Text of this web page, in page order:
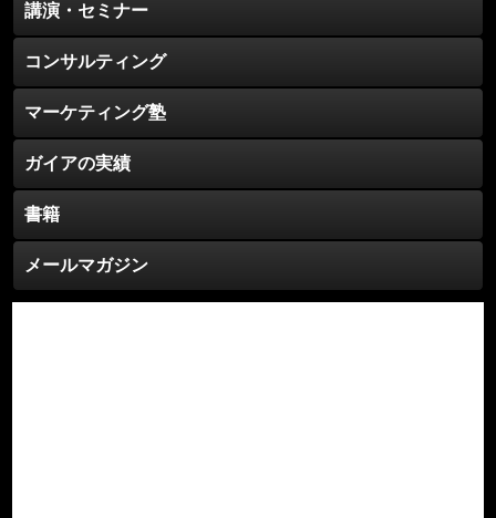
講演・セミナー
コンサルティング
マーケティング塾
ガイアの実績
書籍
メールマガジン